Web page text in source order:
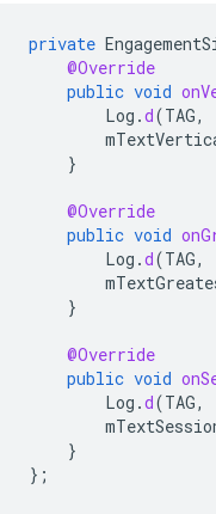
private
@Override
public void
Log .d(TAG,
}
@Override
public void
Log .d(TAG,
}
@Override
public void
Log .d(TAG,
}
};